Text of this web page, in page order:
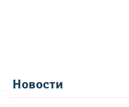
Новости